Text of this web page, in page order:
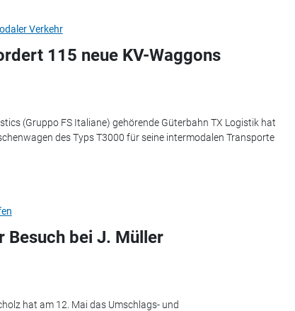
Verkehr
115 neue KV-Waggons
(Gruppo FS Italiane) gehörende Güterbahn TX Logistik hat
des Typs T3000 für seine intermodalen Transporte
Besuch bei J. Müller
hat am 12. Mai das Umschlags- und